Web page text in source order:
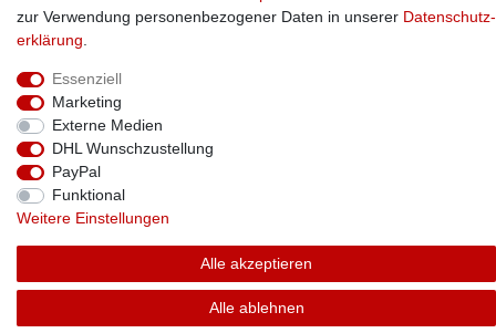
Bahnhofstr. 46
14612 Falkensee | Deutschland
Telefonische Unterstützung und Beratung unter:
+49 (0)3322 / 28 67 280
Mo-Fr, 09:00 - 15:00 Uhr
zur Verwendung personenbezogener Daten in unserer Daten­schutz­
erklärung
Essenziell
Marketing
Externe Medien
DHL Wunschzustellung
PayPal
Funktional
Weitere Einstellungen
Alle akzeptieren
Alle ablehnen